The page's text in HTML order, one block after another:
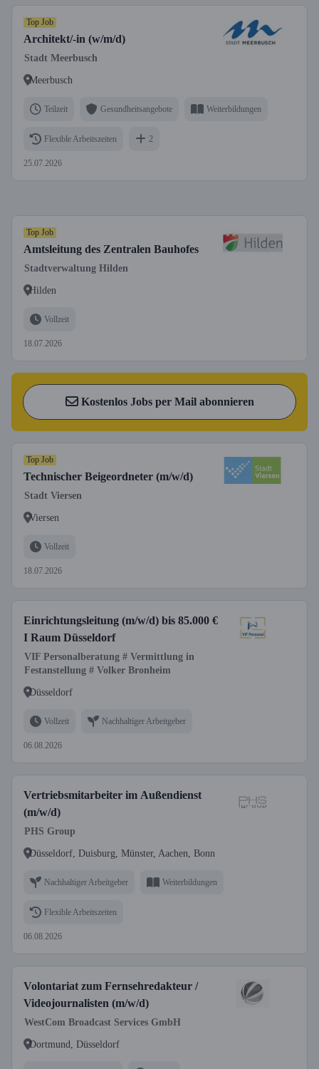
Top Job
Architekt/-in (w/m/d)
Stadt Meerbusch
Meerbusch
Teilzeit Gesundheitsangebote Weiterbildungen
Flexible Arbeitszeiten 2
25.07.2026
Top Job
Amtsleitung des Zentralen Bauhofes
Stadtverwaltung Hilden
Hilden
Vollzeit
18.07.2026
Kostenlos Jobs per Mail abonnieren
Top Job
Technischer Beigeordneter (m/w/d)
Stadt Viersen
Viersen
Vollzeit
18.07.2026
Einrichtungsleitung (m/w/d) bis 85.000 €
I Raum Düsseldorf
VIF Personalberatung # Vermittlung in
Festanstellung # Volker Bronheim
Düsseldorf
Vollzeit Nachhaltiger Arbeitgeber
06.08.2026
Vertriebsmitarbeiter im Außendienst
(m/w/d)
PHS Group
Düsseldorf, Duisburg, Münster, Aachen, Bonn
Nachhaltiger Arbeitgeber Weiterbildungen
Flexible Arbeitszeiten
06.08.2026
Volontariat zum Fernsehredakteur /
Videojournalisten (m/w/d)
WestCom Broadcast Services GmbH
Dortmund, Düsseldorf